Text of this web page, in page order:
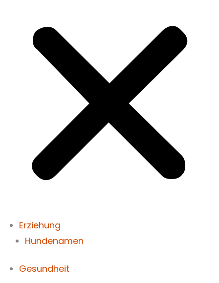
Erziehung
Hundenamen
Gesundheit